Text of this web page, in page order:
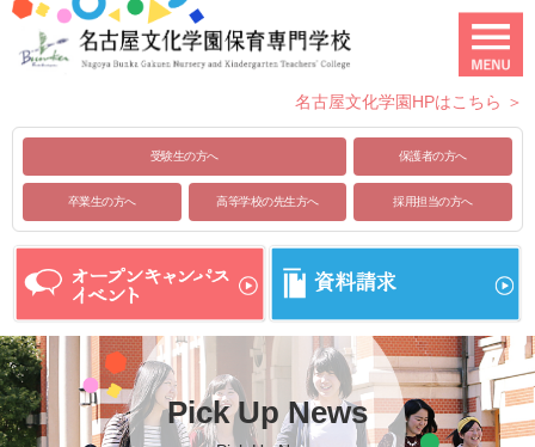
名古屋文化学園HPはこちら ＞
受験生の方へ 保護者の方へ
卒業生の方へ 高等学校の先生方へ 採用担当の方へ
Pick Up News